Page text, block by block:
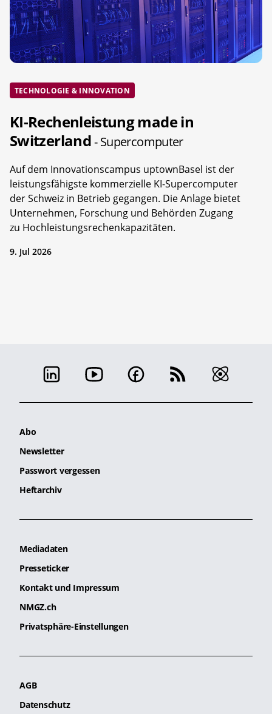
TECHNOLOGIE & INNOVATION
KI-Rechenleistung made in
Switzerland- Supercomputer
Auf dem Innovationscampus uptownBasel ist der
leistungsfähigste kommerzielle KI-Supercomputer
der Schweiz in Betrieb gegangen. Die Anlage bietet
Unternehmen, Forschung und Behörden Zugang
zu Hochleistungsrechenkapazitäten.
9. Jul 2026
Abo
Newsletter
Passwort vergessen
Heftarchiv
Mediadaten
Presseticker
Kontakt und Impressum
NMGZ.ch
Privatsphäre-Einstellungen
AGB
Datenschutz